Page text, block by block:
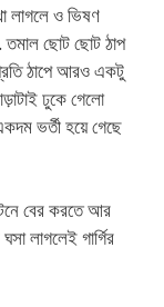
ও ভিষণ
ছোট ছোট ঠাপ
ঠাপে আরও একটু
ঢুকে গেলো
ভর্তী হয়ে গেছে
বের করতে আর
লাগলেই গার্গির